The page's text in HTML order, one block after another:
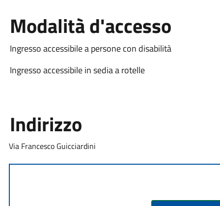
Modalità d'accesso
Ingresso accessibile a persone con disabilità
Ingresso accessibile in sedia a rotelle
Indirizzo
Via Francesco Guicciardini